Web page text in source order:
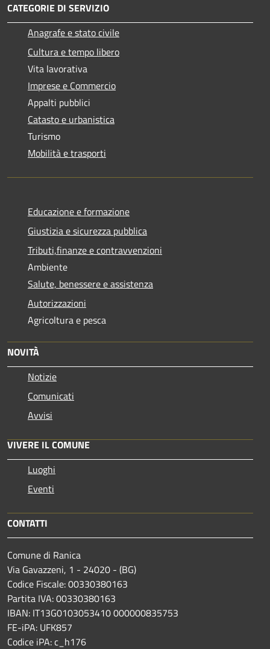
CATEGORIE DI SERVIZIO
Anagrafe e stato civile
Cultura e tempo libero
Vita lavorativa
Imprese e Commercio
Appalti pubblici
Catasto e urbanistica
Turismo
Mobilità e trasporti
Educazione e formazione
Giustizia e sicurezza pubblica
Tributi,finanze e contravvenzioni
Ambiente
Salute, benessere e assistenza
Autorizzazioni
Agricoltura e pesca
NOVITÀ
Notizie
Comunicati
Avvisi
VIVERE IL COMUNE
Luoghi
Eventi
CONTATTI
Comune di Ranica
Via Gavazzeni, 1 - 24020 - (BG)
Codice Fiscale: 00330380163
Partita IVA: 00330380163
IBAN: IT13G0103053410 000000835753
FE-iPA: UFK857
Codice iPA: c_h176